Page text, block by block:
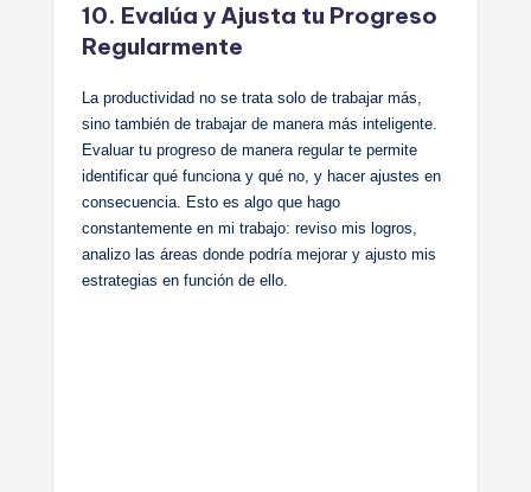
10. Evalúa y Ajusta tu Progreso
Regularmente
La productividad no se trata solo de trabajar más,
sino también de trabajar de manera más inteligente.
Evaluar tu progreso de manera regular te permite
identificar qué funciona y qué no, y hacer ajustes en
consecuencia. Esto es algo que hago
constantemente en mi trabajo: reviso mis logros,
analizo las áreas donde podría mejorar y ajusto mis
estrategias en función de ello.